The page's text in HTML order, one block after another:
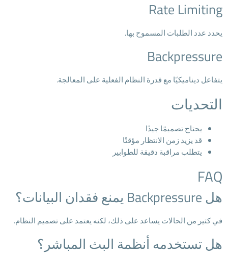
Rate Limiting
يحدد عدد الطلبات المسموح بها.
Backpressure
يتفاعل ديناميكيًا مع قدرة النظام الفعلية على المعالجة.
التحديات
يحتاج تصميمًا جيدًا
قد يزيد زمن الانتظار مؤقتًا
يتطلب مراقبة دقيقة للطوابير
FAQ
هل Backpressure يمنع فقدان البيانات؟
في كثير من الحالات يساعد على ذلك، لكنه يعتمد على تصميم النظام.
هل تستخدمه أنظمة البث المباشر؟